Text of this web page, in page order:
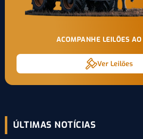
ACOMPANHE LEILÕES
Ver Leilões
ÚLTIMAS NOTÍCIAS